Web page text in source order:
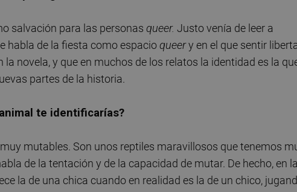
salvación para las personas queer. Justo venía de leer a
habla de la fiesta como espacioqueery en el que sentir
novela, y que en muchos de los relatos la identidad es la
partes de la historia.
te identificarías?
mutables. Son unos reptiles maravillosos que tenemos
de la tentación y de la capacidad de mutar. De hecho, en
la de una chica cuando en realidad es la de un chico,